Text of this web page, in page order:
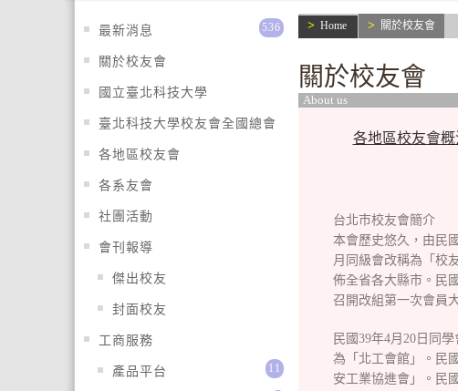
Home 關於校友會
關於校友會
About us
各地區校友會概
台北市校友會簡介
本會歷史悠久，由民
月同級會改稱為「校
佈全省各大縣市。民
召開改組第一次會員
民國39年4月20日同
為「北工會館」。民
安工業協進會」。民
536
最新消息
關於校友會
國立臺北科技大學
臺北科技大學校友會全國總會
各地區校友會
各系友會
社團活動
會刊報導
傑出校友
封面校友
工商服務
11
產品平台